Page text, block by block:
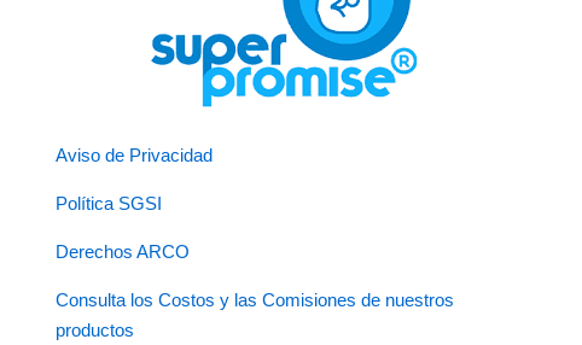
Aviso de Privacidad
Política SGSI
Derechos ARCO
Consulta los Costos y las Comisiones de nuestros
productos